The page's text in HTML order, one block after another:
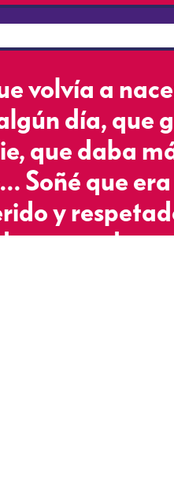
volvía a
día, que
que daba
Soñé que era
y
pero